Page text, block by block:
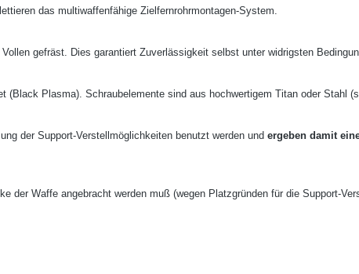
das multiwaffenfähige Zielfernrohrmontagen-System.
gefräst. Dies garantiert Zuverlässigkeit selbst unter widrigsten
Plasma). Schraubelemente sind aus hochwertigem Titan oder Stahl
der Support-Verstellmöglichkeiten benutzt werden und ergeben damit
der Waffe angebracht werden muß (wegen Platzgründen für die Support-